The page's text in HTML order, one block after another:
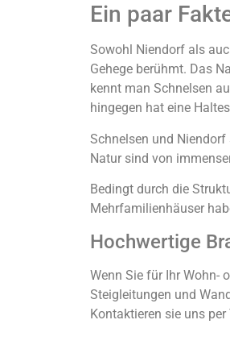
Ein paar
Sowohl Niendorf als
Gehege berühmt. Das
kennt man Schnelsen
hingegen hat eine
Schnelsen und Niendorf
Natur sind von
Bedingt durch die
Mehrfamilienhäuser
Hochwertige
Wenn Sie für Ihr Wohn-
Steigleitungen und
Kontaktieren sie uns